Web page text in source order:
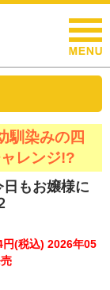
馴染みの四
レンジ!?
もお嬢様に
(税込) 2026年05